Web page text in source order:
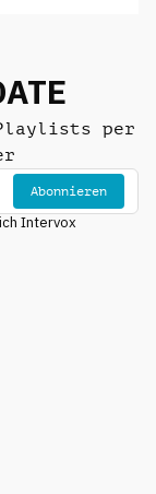
per
Abonnieren
Intervox